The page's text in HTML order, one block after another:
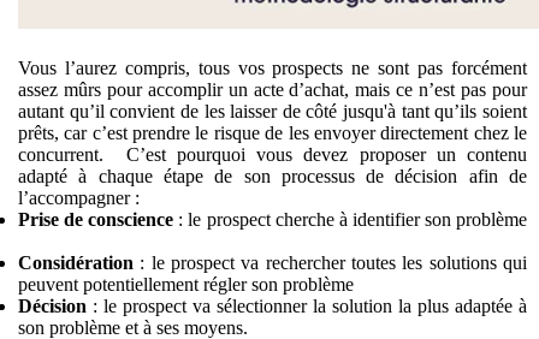
Vous l’aurez compris, tous vos prospects ne sont pas forcément
assez mûrs pour accomplir un acte d’achat, mais ce n’est pas pour
autant qu’il convient de les laisser de côté jusqu'à tant qu’ils soient
prêts, car c’est prendre le risque de les envoyer directement chez le
concurrent. C’est pourquoi vous devez proposer un contenu
adapté à chaque étape de son processus de décision afin de
l’accompagner :
Prise de conscience : le prospect cherche à identifier son problème
Considération : le prospect va rechercher toutes les solutions qui
peuvent potentiellement régler son problème
Décision : le prospect va sélectionner la solution la plus adaptée à
son problème et à ses moyens.